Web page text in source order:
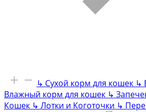
↳ Сухой корм для кошек ↳
Влажный корм для кошек ↳
Кошек ↳ Лотки и Коготочки ↳